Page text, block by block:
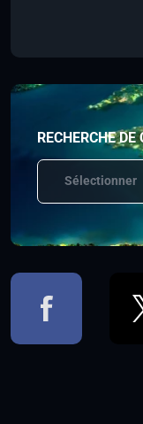
RECHERCHE
Sélectionner